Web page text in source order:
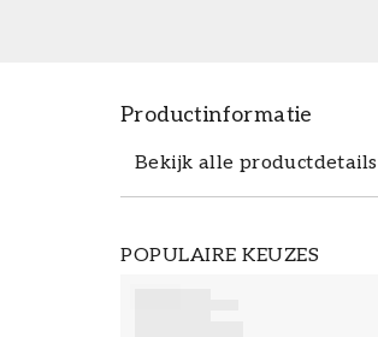
Productinformatie
Bekijk alle productdetails
POPULAIRE KEUZES